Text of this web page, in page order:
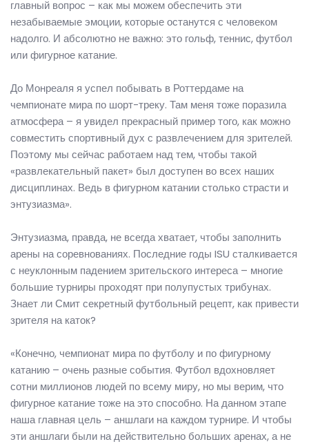
главный вопрос – как мы можем обеспечить эти
незабываемые эмоции, которые останутся с человеком
надолго. И абсолютно не важно: это гольф, теннис, футбол
или фигурное катание.
До Монреаля я успел побывать в Роттердаме на
чемпионате мира по шорт-треку. Там меня тоже поразила
атмосфера – я увидел прекрасный пример того, как можно
совместить спортивный дух с развлечением для зрителей.
Поэтому мы сейчас работаем над тем, чтобы такой
«развлекательный пакет» был доступен во всех наших
дисциплинах. Ведь в фигурном катании столько страсти и
энтузиазма».
Энтузиазма, правда, не всегда хватает, чтобы заполнить
арены на соревнованиях. Последние годы ISU сталкивается
с неуклонным падением зрительского интереса – многие
большие турниры проходят при полупустых трибунах.
Знает ли Смит секретный футбольный рецепт, как привести
зрителя на каток?
«Конечно, чемпионат мира по футболу и по фигурному
катанию – очень разные события. Футбол вдохновляет
сотни миллионов людей по всему миру, но мы верим, что
фигурное катание тоже на это способно. На данном этапе
наша главная цель – аншлаги на каждом турнире. И чтобы
эти аншлаги были на действительно больших аренах, а не